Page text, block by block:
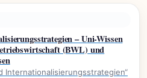
– Uni-Wissen
(BWL) und
Internationalisierungsstrategien“